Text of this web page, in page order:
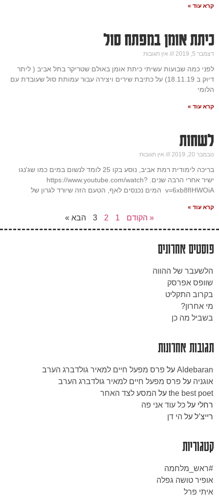
פוסטים אחרונים
הלשעבר של ההווה
שוופס אפרסק
בקרוב התקליט
מי אחרון?
בשביל מה כן
תגובות אחרונות
Aldebaran על פרס מפעל חיים למאיר גולדברג הערב
אוגניה על פרס מפעל חיים למאיר גולדברג הערב
the best poet על המסע לצד האחר
רחלי על כל עוד אני פה
רייצ’ל על הי דן
קטגוריות
#ראש_מלחמה
אופיר טושה גפלה
איתי פרל
קרא עוד »
כיתת אומן במפתח סול
דצמבר 5, 2019 אין תגובות
לפני כמה שבועות עשיתי כיתת אומן באולם שטריקר בתל אביב ( ליתר
דיוק ב 18.11.19) על כתיבת שירים ויצירה עבור עמותת סול שעובדת עם
הלומי
קרא עוד »
לשחות
נובמבר 20, 2019 אין תגובות
בריכה לימודית רמת אביב, נוסע בקו 25 לומד לנשום במים כמו שג'נגו
ישיר אחרי הרבה שנים. https://www.youtube.com/watch?
v=6xb8fIHWOiA המים נכנסים לאף, הטעם הזה שיורד לגרון של
קרא עוד »
« הקודם 1
2
3 הבא »